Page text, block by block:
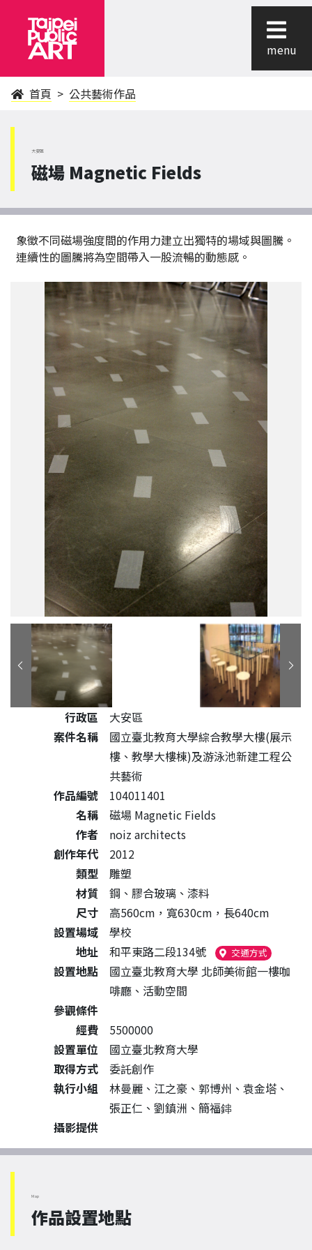
menu
首頁 公共藝術作品
大安區
磁場 Magnetic Fields
象徵不同磁場強度間的作用力建立出獨特的場域與圖騰。
連續性的圖騰將為空間帶入一股流暢的動態感。
公共藝術作品詳細資料
行政區
大安區
案件名稱
國立臺北教育大學綜合教學大樓(展示
樓、教學大樓棟)及游泳池新建工程公
共藝術
作品編號
104011401
名稱
磁場 Magnetic Fields
作者
noiz architects
創作年代
2012
類型
雕塑
材質
鋼、膠合玻璃、漆料
尺寸
高560cm，寬630cm，長640cm
設置場域
學校
地址
和平東路二段134號 交通方式（另開新
設置地點
國立臺北教育大學 北師美術館一樓咖
啡廳、活動空間
參觀條件
經費
5500000
設置單位
國立臺北教育大學
取得方式
委託創作
執行小組
林曼麗、江之豪、郭博州、袁金塔、
張正仁、劉鎮洲、簡福鋛
攝影提供
Map
作品設置地點